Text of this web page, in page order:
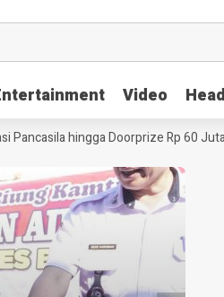
Video
Video
hingga Doorprize Rp 60 Juta